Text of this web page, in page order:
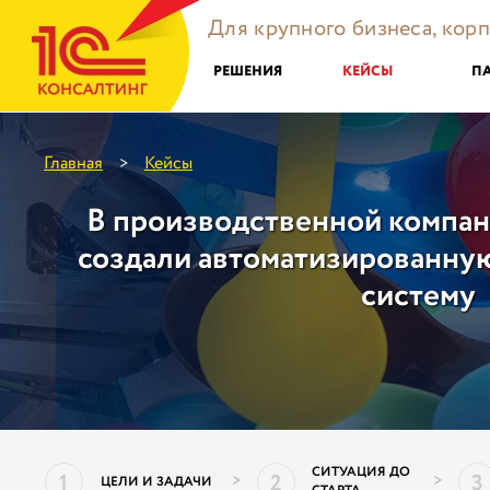
Для крупного бизнеса,
РЕШЕНИЯ КЕЙСЫ
Главная > Кейсы
В производственной
создали
систему
ЦЕЛИ И ЗАДАЧИ >
СИТУАЦИЯ ДО
>